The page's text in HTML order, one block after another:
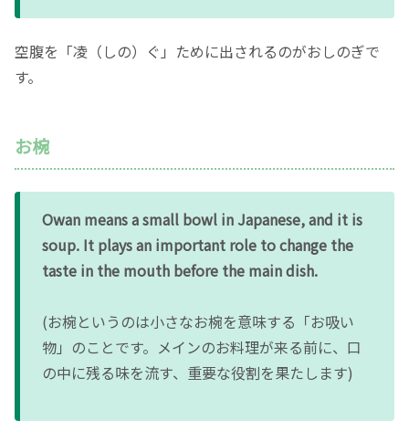
空腹を「凌（しの）ぐ」ために出されるのがおしのぎで
す。
お椀
Owan means a small bowl in Japanese, and it is
soup. It plays an important role to change the
taste in the mouth before the main dish.
(お椀というのは小さなお椀を意味する「お吸い
物」のことです。メインのお料理が来る前に、口
の中に残る味を流す、重要な役割を果たします)